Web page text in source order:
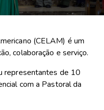
(CELAM) é um
colaboração e serviço.
representantes de 10
com a Pastoral da